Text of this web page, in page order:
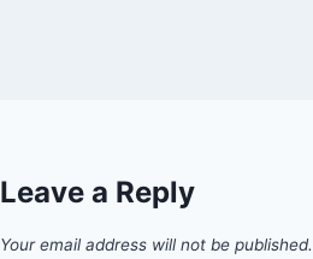
Leave a Reply
Your email address will not be published.